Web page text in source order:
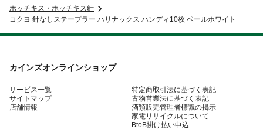
ホッチキス・ホッチキス針
コクヨ 針なしステープラー ハリナックス ハンディ10枚 ペールホワイト
カインズオンラインショップ
サービス一覧
サイトマップ
店舗情報
特定商取引法に基づく表記
古物営業法に基づく表記
酒類販売管理者標識の掲示
家電リサイクルについて
BtoB掛け払い申込